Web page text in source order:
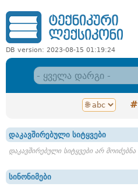
DB version: 2023-08-15 01:19:24
#
დაკავშირებული სიტყვები
დაკავშირებული სიტყვები არ მოიძებნა
სინონიმები